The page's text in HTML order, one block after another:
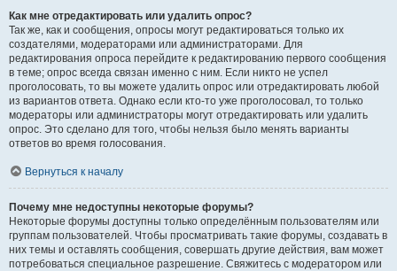
Как мне отредактировать или удалить опрос?
Так же, как и сообщения, опросы могут редактироваться только их
создателями, модераторами или администраторами. Для
редактирования опроса перейдите к редактированию первого сообщения
в теме; опрос всегда связан именно с ним. Если никто не успел
проголосовать, то вы можете удалить опрос или отредактировать любой
из вариантов ответа. Однако если кто-то уже проголосовал, то только
модераторы или администраторы могут отредактировать или удалить
опрос. Это сделано для того, чтобы нельзя было менять варианты
ответов во время голосования.
Вернуться к началу
Почему мне недоступны некоторые форумы?
Некоторые форумы доступны только определённым пользователям или
группам пользователей. Чтобы просматривать такие форумы, создавать в
них темы и оставлять сообщения, совершать другие действия, вам может
потребоваться специальное разрешение. Свяжитесь с модератором или